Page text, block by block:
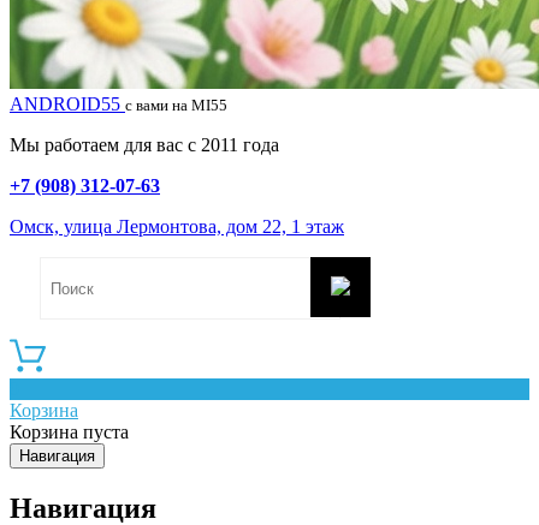
ANDROID55 с вами на MI55
Мы работаем для вас с 2011 года
+7 (908) 312-07-63
Омск, улица Лермонтова, дом 22, 1 этаж
Корзина
Корзина пуста
Навигация
Навигация